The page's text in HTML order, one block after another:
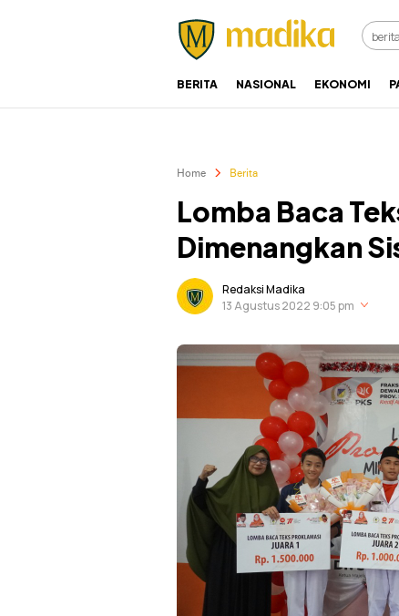
Madika
Referensi Perubahan
BERITA NASIONAL EKONOMI
Home Berita
Lomba Baca
Dimenangkan
Redaksi Madika
13 Agustus 2022 9:05 pm